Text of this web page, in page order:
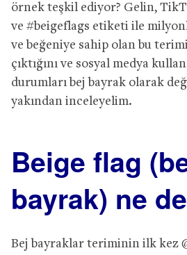
örnek teşkil ediyor? Gelin,
ve #beigeflags etiketi ile
ve beğeniye sahip olan bu
çıktığını ve sosyal medya
durumları bej bayrak olarak
yakından inceleyelim.
Beige flag
bayrak) ne
Bej bayraklar teriminin ilk kez